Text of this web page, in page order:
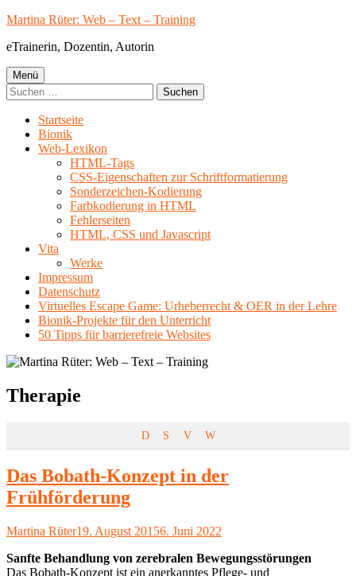
Springe
Inhalt
Martina Rüter: Web – Text – Training
eTrainerin, Dozentin, Autorin
Primäres
Menü
Menü
Suchen
nach:
Startseite
Bionik
Web-Lexikon
HTML-Tags
CSS-Eigenschaften zur Schriftformatierung
Sonderzeichen-Kodierung
Farbkodierung in HTML
Fehlerseiten
HTML, CSS und Javascript
Vita
Werke
Impressum
Datenschutz
Virtuelles Escape Game: Urheberrecht & OER in der Lehre
Bionik-Projekte für den Unterricht
50 Tipps für barrierefreie Websites
Schlagwort:
Therapie
D S V W
Das Bobath-Konzept in der
Frühförderung
Autor
Martina RüterVeröffentlicht
19. August 20156. Juni 2022
Sanfte Behandlung von zerebralen Bewegungsstörungen
Das Bobath-Konzept ist ein anerkanntes Pflege- und